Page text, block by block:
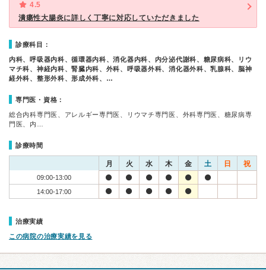
4.5
潰瘍性大腸炎に詳しく丁寧に対応していただきました
診療科目：
内科、呼吸器内科、循環器内科、消化器内科、内分泌代謝科、糖尿病科、リウ
マチ科、神経内科、腎臓内科、外科、呼吸器外科、消化器外科、乳腺科、脳神
経外科、整形外科、形成外科、…
専門医・資格：
総合内科専門医、アレルギー専門医、リウマチ専門医、外科専門医、糖尿病専
門医、内…
診療時間
月 火 水 木 金 土 日 祝
09:00-13:00
14:00-17:00
治療実績
この病院の治療実績を見る